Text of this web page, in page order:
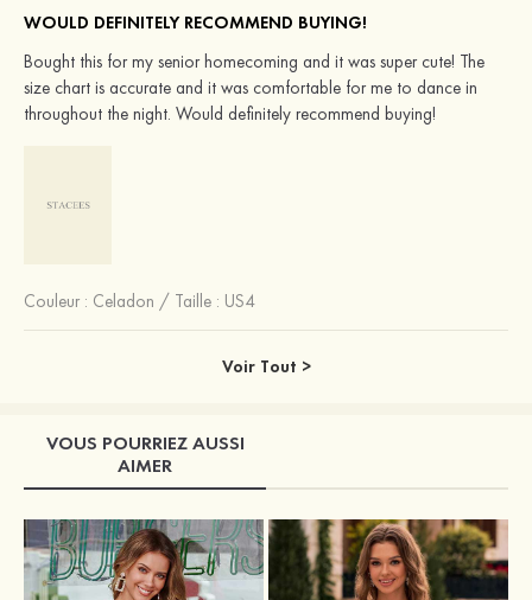
WOULD DEFINITELY RECOMMEND BUYING!
Bought this for my senior homecoming and it was super cute! The
size chart is accurate and it was comfortable for me to dance in
throughout the night. Would definitely recommend buying!
Couleur : Celadon / Taille : US4
Voir Tout >
VOUS POURRIEZ AUSSI
AIMER